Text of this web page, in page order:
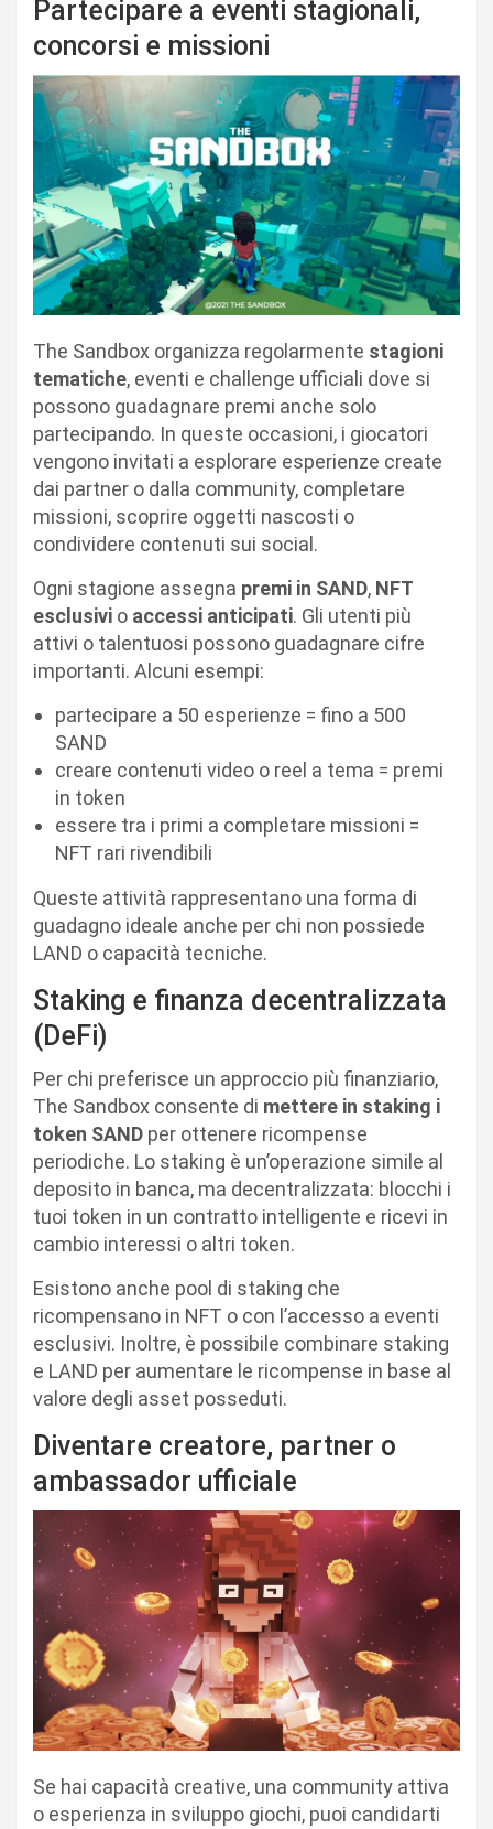
Partecipare a eventi stagionali,
concorsi e missioni
The Sandbox organizza regolarmente stagioni
tematiche, eventi e challenge ufficiali dove si
possono guadagnare premi anche solo
partecipando. In queste occasioni, i giocatori
vengono invitati a esplorare esperienze create
dai partner o dalla community, completare
missioni, scoprire oggetti nascosti o
condividere contenuti sui social.
Ogni stagione assegna premi in SAND, NFT
esclusivi o accessi anticipati. Gli utenti più
attivi o talentuosi possono guadagnare cifre
importanti. Alcuni esempi:
partecipare a 50 esperienze = fino a 500
SAND
creare contenuti video o reel a tema = premi
in token
essere tra i primi a completare missioni =
NFT rari rivendibili
Queste attività rappresentano una forma di
guadagno ideale anche per chi non possiede
LAND o capacità tecniche.
Staking e finanza decentralizzata
(DeFi)
Per chi preferisce un approccio più finanziario,
The Sandbox consente di mettere in staking i
token SAND per ottenere ricompense
periodiche. Lo staking è un’operazione simile al
deposito in banca, ma decentralizzata: blocchi i
tuoi token in un contratto intelligente e ricevi in
cambio interessi o altri token.
Esistono anche pool di staking che
ricompensano in NFT o con l’accesso a eventi
esclusivi. Inoltre, è possibile combinare staking
e LAND per aumentare le ricompense in base al
valore degli asset posseduti.
Diventare creatore, partner o
ambassador ufficiale
Se hai capacità creative, una community attiva
o esperienza in sviluppo giochi, puoi candidarti